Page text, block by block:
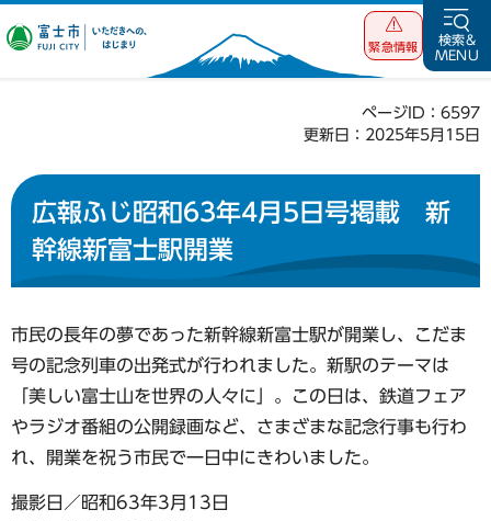
富士市 いただ
緊急情報
検索&
MENU
ページID：6597
更新日：2025年5月15日
広報ふじ昭和63年4月5日号掲載 新
幹線新富士駅開業
市民の長年の夢であった新幹線新富士駅が開業し、こだま
号の記念列車の出発式が行われました。新駅のテーマは
「美しい富士山を世界の人々に」。この日は、鉄道フェア
やラジオ番組の公開録画など、さまざまな記念行事も行わ
れ、開業を祝う市民で一日中にきわいました。
撮影日／昭和63年3月13日